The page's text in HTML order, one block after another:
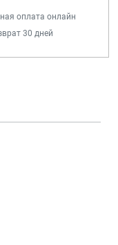
оплата онлайн
30 дней